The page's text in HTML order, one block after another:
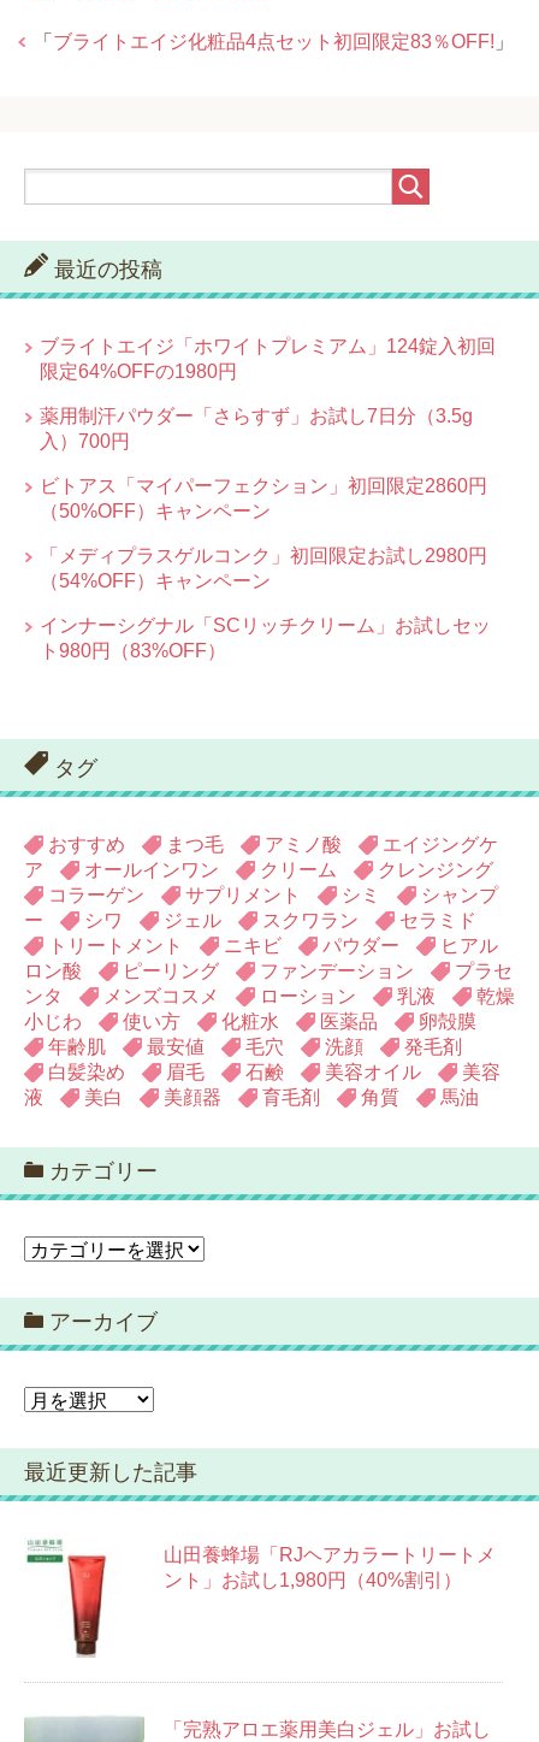
「 ブライトエイジ化粧品4点セット初回限定83％OFF! 」
最近の投稿
ブライトエイジ「ホワイトプレミアム」124錠入初回
限定64%OFFの1980円
薬用制汗パウダー「さらすず」お試し7日分（3.5g
入）700円
ビトアス「マイパーフェクション」初回限定2860円
（50%OFF）キャンペーン
「メディプラスゲルコンク」初回限定お試し2980円
（54%OFF）キャンペーン
インナーシグナル「SCリッチクリーム」お試しセッ
ト980円（83%OFF）
タグ
おすすめ まつ毛 アミノ酸
エイジングケ
ア
オールインワン クリーム
クレンジング
コラーゲン
サプリメント シミ
シャンプ
ー
シワ ジェル スクワラン
セラミド
トリートメント
ニキビ パウダー
ヒアル
ロン酸
ピーリング ファンデーション
プラセ
ンタ
メンズコスメ ローション 乳液
乾燥
小じわ
使い方 化粧水 医薬品
卵殻膜
年齢肌
最安値 毛穴 洗顔
発毛剤
白髪染め
眉毛 石鹸 美容オイル
美容
液
美白 美顔器 育毛剤 角質 馬油
カテゴリー
カ
ゴ
リ
ー
アーカイブ
ア
カ
イ
ブ
最近更新した記事
山田養蜂場「RJヘアカラートリートメ
ント」お試し1,980円（40%割引）
「完熟アロエ薬用美白ジェル」お試し